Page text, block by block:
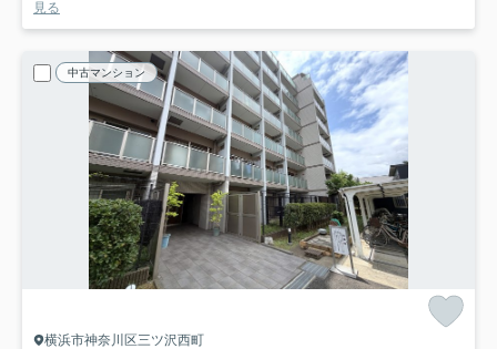
見る
中古マンション
横浜市神奈川区三ツ沢西町